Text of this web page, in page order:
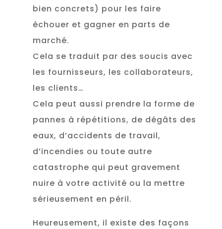
bien concrets) pour les faire
échouer et gagner en parts de
marché.
Cela se traduit par des soucis avec
les fournisseurs, les collaborateurs,
les clients…
Cela peut aussi prendre la forme de
pannes à répétitions, de dégâts des
eaux, d’accidents de travail,
d’incendies ou toute autre
catastrophe qui peut gravement
nuire à votre activité ou la mettre
sérieusement en péril.
Heureusement, il existe des façons